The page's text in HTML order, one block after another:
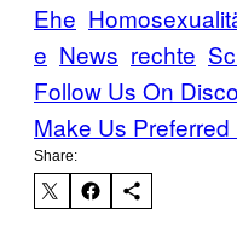
Ehe
e News rechte
Follow Us On
Make Us Preferred
Share: